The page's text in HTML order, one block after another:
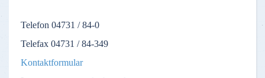
Telefon 04731 / 84-0
Telefax 04731 / 84-349
Kontaktformular